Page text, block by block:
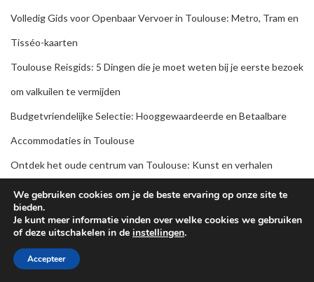
Volledig Gids voor Openbaar Vervoer in Toulouse: Metro, Tram en
Tisséo-kaarten
Toulouse Reisgids: 5 Dingen die je moet weten bij je eerste bezoek
om valkuilen te vermijden
Budgetvriendelijke Selectie: Hooggewaardeerde en Betaalbare
Accommodaties in Toulouse
Ontdek het oude centrum van Toulouse: Kunst en verhalen
verborgen achter de straatstenen
Varen op de Garonne: Aanbevolen Wateractiviteiten in Toulouse
We gebruiken cookies om je de beste ervaring op onze site te
bieden.
Je kunt meer informatie vinden over welke cookies we gebruiken
of deze uitschakelen in de instellingen.
Accepteer